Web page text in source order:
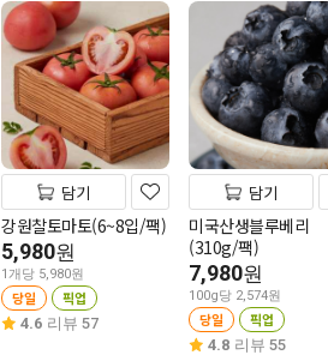
담기
강원찰토마토(6~8입/팩)
5,980원
1개당 5,980원
당일 픽업
4.6 리뷰 57
담기
미국산생블루베리
(310g/팩)
7,980원
100g당 2,574원
당일 픽업
4.8 리뷰 55